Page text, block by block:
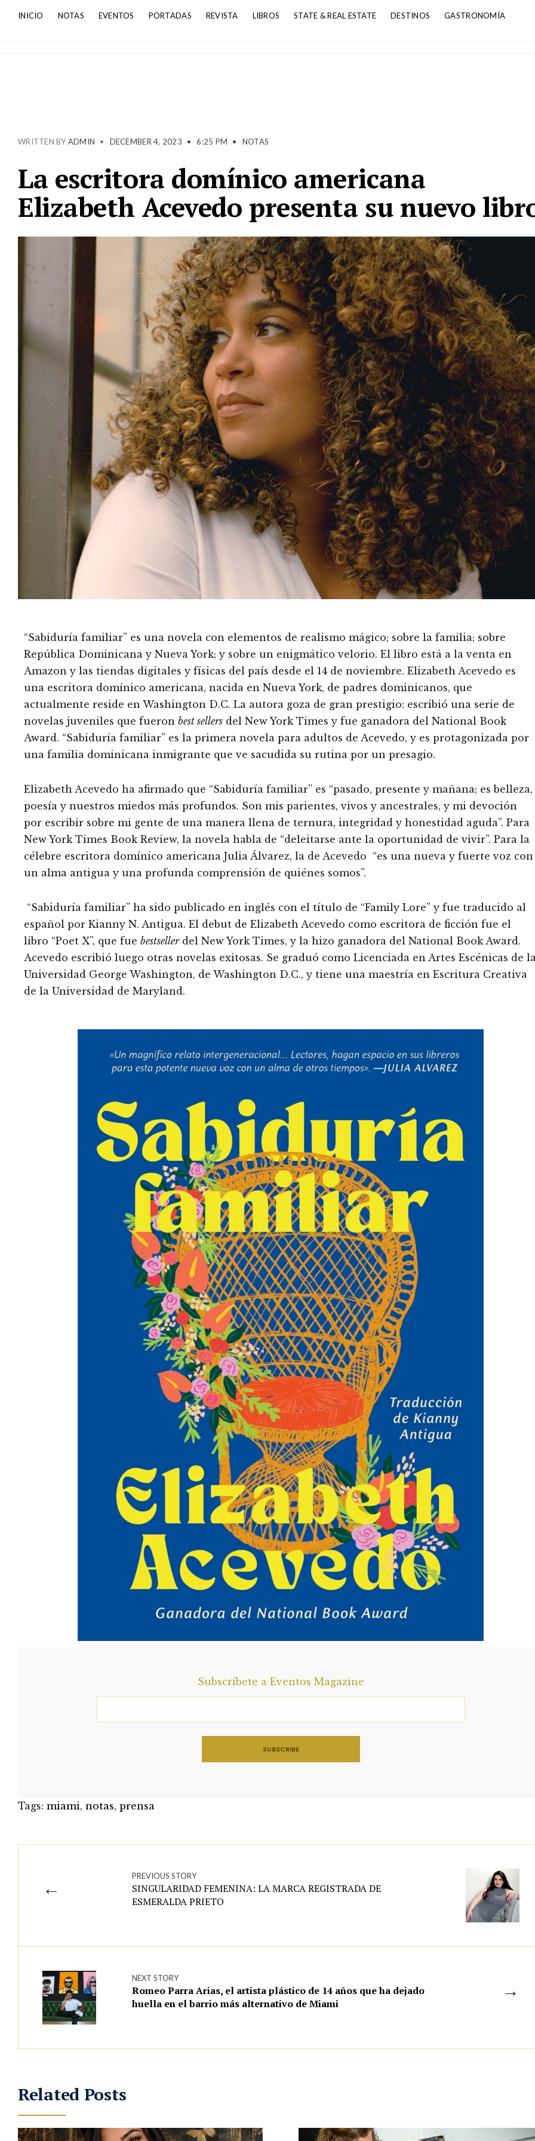
INICIO NOTAS EVENTOS PORTADAS REVISTA LIBROS STATE & REAL ESTATE DESTINOS GASTRONOMÍA
WRITTEN BY ADMIN • DECEMBER 4, 2023 • 6:25 PM • NOTAS
La escritora domínico americana
Elizabeth Acevedo presenta su nuevo
“Sabiduría familiar” es una novela con elementos de realismo mágico; sobre la familia; sobre
República Dominicana y Nueva York; y sobre un enigmático velorio. El libro está a la venta en
Amazon y las tiendas digitales y físicas del país desde el 14 de noviembre. Elizabeth Acevedo es
una escritora domínico americana, nacida en Nueva York, de padres dominicanos, que
actualmente reside en Washington D.C. La autora goza de gran prestigio: escribió una serie de
novelas juveniles que fueron best sellers del New York Times y fue ganadora del National Book
Award. “Sabiduría familiar” es la primera novela para adultos de Acevedo, y es protagonizada por
una familia dominicana inmigrante que ve sacudida su rutina por un presagio.
Elizabeth Acevedo ha afirmado que “Sabiduría familiar” es “pasado, presente y mañana; es belleza,
poesía y nuestros miedos más profundos. Son mis parientes, vivos y ancestrales, y mi devoción
por escribir sobre mi gente de una manera llena de ternura, integridad y honestidad aguda”. Para
New York Times Book Review, la novela habla de “deleitarse ante la oportunidad de vivir”. Para la
célebre escritora domínico americana Julia Álvarez, la de Acevedo “es una nueva y fuerte voz con
un alma antigua y una profunda comprensión de quiénes somos”.
“Sabiduría familiar” ha sido publicado en inglés con el título de “Family Lore” y fue traducido al
español por Kianny N. Antigua. El debut de Elizabeth Acevedo como escritora de ficción fue el
libro “Poet X”, que fue bestsellerdel New York Times, y la hizo ganadora del National Book Award.
Acevedo escribió luego otras novelas exitosas. Se graduó como Licenciada en Artes Escénicas de
Universidad George Washington, de Washington D.C., y tiene una maestría en Escritura Creativa
de la Universidad de Maryland.
Subscríbete a Eventos Magazine
Tags: miami, notas, prensa
←
PREVIOUS STORY
SINGULARIDAD FEMENINA: LA MARCA REGISTRADA DE
ESMERALDA PRIETO
→
NEXT STORY
Romeo Parra Arias, el artista plástico de 14 años que ha dejado
huella en el barrio más alternativo de Miami
Related Posts